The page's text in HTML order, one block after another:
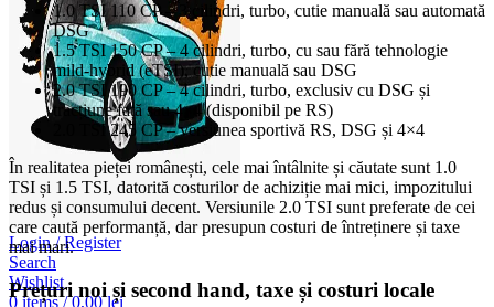
Login / Register
Search
Wishlist
0 items / 0,00lei
1.0 TSI 110 CP – 3 cilindri, turbo, cutie manuală sau automată
DSG
1.5 TSI 150 CP – 4 cilindri, turbo, cu sau fără tehnologie
mild-hybrid (eTSI), cutie manuală sau DSG
2.0 TSI 190 CP – 4 cilindri, turbo, exclusiv cu DSG și
tracțiune față sau 4×4 (disponibil pe RS)
2.0 TSI 245 CP – versiunea sportivă RS, DSG și 4×4
În realitatea pieței românești, cele mai întâlnite și căutate sunt 1.0
TSI și 1.5 TSI, datorită costurilor de achiziție mai mici, impozitului
redus și consumului decent. Versiunile 2.0 TSI sunt preferate de cei
care caută performanță, dar presupun costuri de întreținere și taxe
mai mari.
Prețuri noi și second hand, taxe și costuri locale